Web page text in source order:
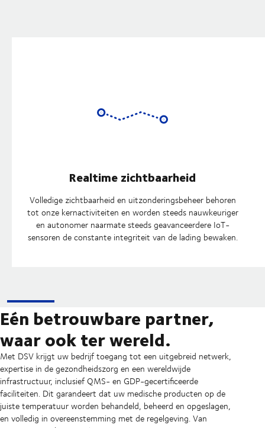
Realtime zichtbaarheid
Volledige zichtbaarheid en uitzonderingsbeheer behoren
tot onze kernactiviteiten en worden steeds nauwkeuriger
en autonomer naarmate steeds geavanceerdere IoT-
sensoren de constante integriteit van de lading bewaken.
Eén betrouwbare partner,
waar ook ter wereld.
Met DSV krijgt uw bedrijf toegang tot een uitgebreid netwerk,
expertise in de gezondheidszorg en een wereldwijde
infrastructuur, inclusief QMS- en GDP-gecertificeerde
faciliteiten. Dit garandeert dat uw medische producten op de
juiste temperatuur worden behandeld, beheerd en opgeslagen,
en volledig in overeenstemming met de regelgeving. Van